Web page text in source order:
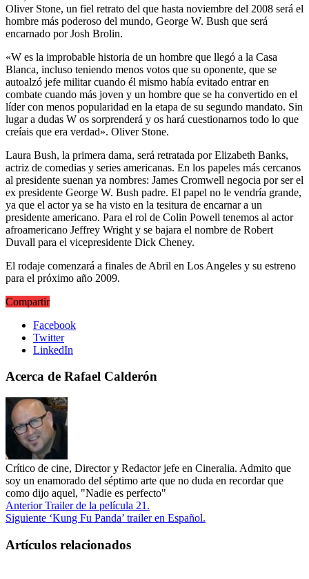
Oliver Stone, un fiel retrato del que hasta noviembre del 2008 será el
hombre más poderoso del mundo, George W. Bush que será
encarnado por Josh Brolin.
«W es la improbable historia de un hombre que llegó a la Casa
Blanca, incluso teniendo menos votos que su oponente, que se
autoalzó jefe militar cuando él mismo había evitado entrar en
combate cuando más joven y un hombre que se ha convertido en el
líder con menos popularidad en la etapa de su segundo mandato. Sin
lugar a dudas W os sorprenderá y os hará cuestionarnos todo lo que
creíais que era verdad». Oliver Stone.
Laura Bush, la primera dama, será retratada por Elizabeth Banks,
actriz de comedias y series americanas. En los papeles más cercanos
al presidente suenan ya nombres: James Cromwell negocia por ser el
ex presidente George W. Bush padre. El papel no le vendría grande,
ya que el actor ya se ha visto en la tesitura de encarnar a un
presidente americano. Para el rol de Colin Powell tenemos al actor
afroamericano Jeffrey Wright y se bajara el nombre de Robert
Duvall para el vicepresidente Dick Cheney.
El rodaje comenzará a finales de Abril en Los Angeles y su estreno
para el próximo año 2009.
Compartir
Facebook
Twitter
LinkedIn
Acerca de Rafael Calderón
Crítico de cine, Director y Redactor jefe en Cineralia. Admito que
soy un enamorado del séptimo arte que no duda en recordar que
como dijo aquel, "Nadie es perfecto"
AnteriorTrailer de la película 21.
Siguiente ‘Kung Fu Panda’ trailer en Español.
Artículos relacionados